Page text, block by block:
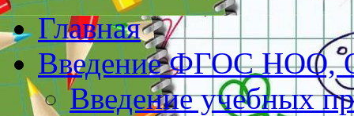
Главная
Введение ФГОС
Введение учебных